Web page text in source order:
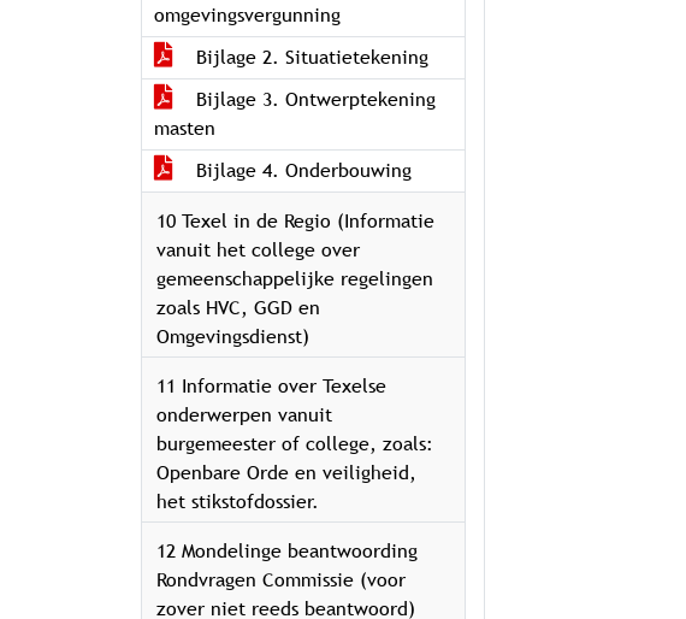
omgevingsvergunning
Bijlage 2. Situatietekening
Bijlage 3. Ontwerptekening
masten
Bijlage 4. Onderbouwing
10 Texel in de Regio (Informatie
vanuit het college over
gemeenschappelijke regelingen
zoals HVC, GGD en
Omgevingsdienst)
11 Informatie over Texelse
onderwerpen vanuit
burgemeester of college, zoals:
Openbare Orde en veiligheid,
het stikstofdossier.
12 Mondelinge beantwoording
Rondvragen Commissie (voor
zover niet reeds beantwoord)